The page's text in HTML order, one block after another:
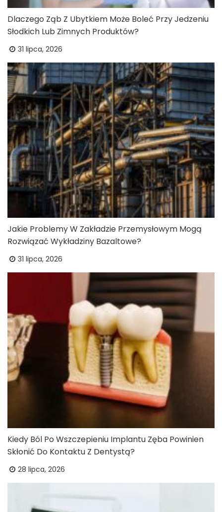
Dlaczego Ząb Z Ubytkiem Może Boleć Przy Jedzeniu
Słodkich Lub Zimnych Produktów?
31 lipca, 2026
Jakie Problemy W Zakładzie Przemysłowym Mogą
Rozwiązać Wykładziny Bazaltowe?
31 lipca, 2026
Kiedy Ból Po Wszczepieniu Implantu Zęba Powinien
Skłonić Do Kontaktu Z Dentystą?
28 lipca, 2026